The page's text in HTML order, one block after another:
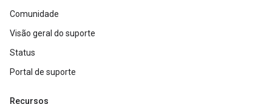
Comunidade
Visão geral do suporte
Status
Portal de suporte
Recursos